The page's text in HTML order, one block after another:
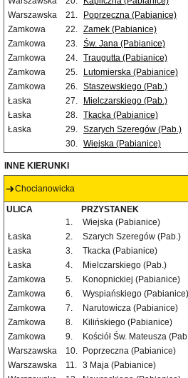
Warszawska
21.
Poprzeczna (Pabianice)
Zamkowa
22. Zamek (Pabianice)
Zamkowa
23. Św. Jana (Pabianice)
Zamkowa
24. Traugutta (Pabianice)
Zamkowa
25. Lutomierska (Pabianice)
Zamkowa
26. Staszewskiego (Pab.)
Łaska
27.
Mielczarskiego (Pab.)
Łaska
28. Tkacka (Pabianice)
Łaska
29. Szarych Szeregów (Pab.)
30. Wiejska (Pabianice)
INNE KIERUNKI
Chocianowicka
ULICA PRZYSTANEK
1.
Wiejska (Pabianice)
Łaska
2.
Szarych Szeregów (Pab.)
Łaska
3.
Tkacka (Pabianice)
Łaska
4.
Mielczarskiego (Pab.)
Zamkowa
5.
Konopnickiej (Pabianice)
Zamkowa
6.
Wyspiańskiego (Pabianice)
Zamkowa
7.
Narutowicza (Pabianice)
Zamkowa
8.
Kilińskiego (Pabianice)
Zamkowa
9.
Kościół Św. Mateusza
Warszawska
10.
Poprzeczna (Pabianice)
Warszawska
11. 3 Maja (Pabianice)